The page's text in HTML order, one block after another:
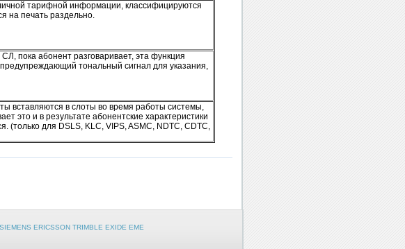
тарифной информации, классифицируются
на печать раздельно.
пока абонент разговаривает, эта функция
тональный сигнал для указания,
вставляются в слоты во время работы системы,
это и в результате абонентские характеристики
(только для DSLS, KLC, VIPS, ASMC, NDTC, CDTC,
ERICSSON TRIMBLE EXIDE EME